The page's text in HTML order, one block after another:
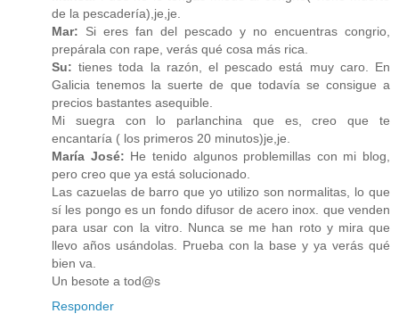
de la pescadería),je,je.
Mar: Si eres fan del pescado y no encuentras congrio,
prepárala con rape, verás qué cosa más rica.
Su:tienes toda la razón, el pescado está muy caro. En
Galicia tenemos la suerte de que todavía se consigue a
precios bastantes asequible.
Mi suegra con lo parlanchina que es, creo que te
encantaría ( los primeros 20 minutos)je,je.
María José: He tenido algunos problemillas con mi blog,
pero creo que ya está solucionado.
Las cazuelas de barro que yo utilizo son normalitas, lo que
sí les pongo es un fondo difusor de acero inox. que venden
para usar con la vitro. Nunca se me han roto y mira que
llevo años usándolas. Prueba con la base y ya verás qué
bien va.
Un besote a tod@s
Responder